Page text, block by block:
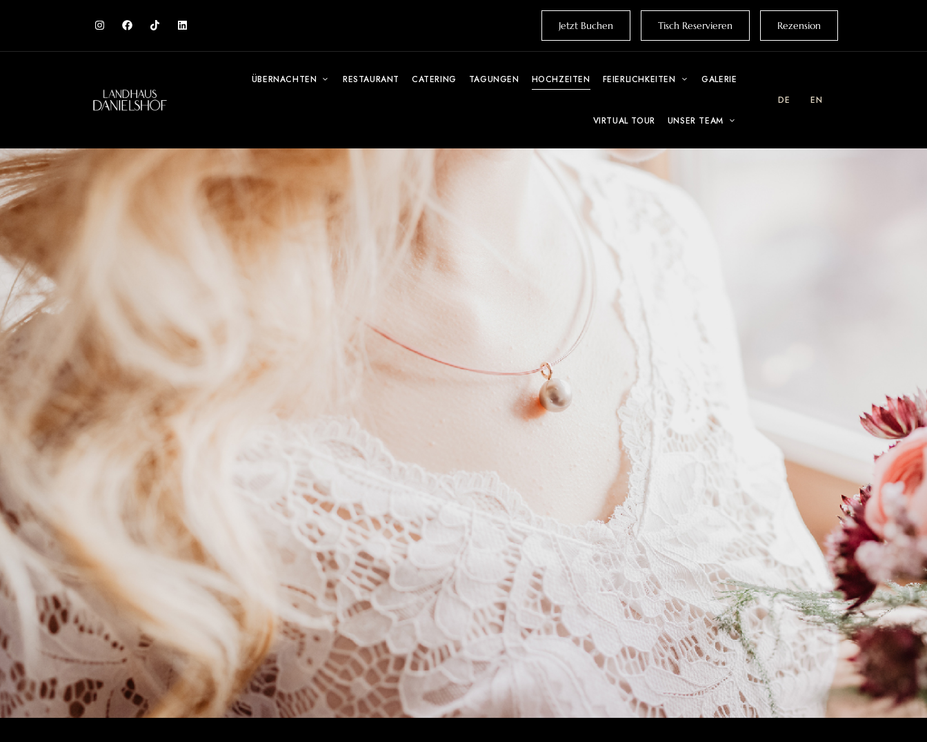
Jetzt Buchen Tisch Reservieren Rezension
ÜBERNACHTEN RESTAURANT CATERING TAGUNGEN HOCHZEITEN FEIERLICHKEITEN GALERIE
VIRTUAL TOUR UNSER TEAM
DE EN